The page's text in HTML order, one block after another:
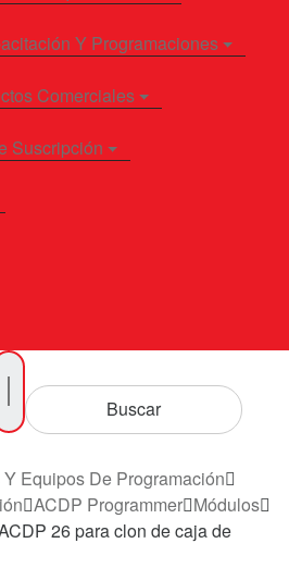
Y Programaciones
Comerciales
Suscripción
Buscar
Equipos De Programación
ACDP Programmer Módulos
26 para clon de caja de